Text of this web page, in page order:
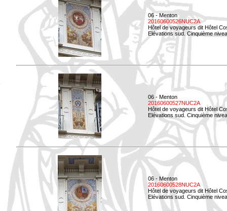
06 - Menton
20160600526NUC2A
Hôtel de voyageurs dit Hôtel
Elévations sud. Cinquième
06 - Menton
20160600527NUC2A
Hôtel de voyageurs dit Hôtel
Elévations sud. Cinquième
06 - Menton
20160600528NUC2A
Hôtel de voyageurs dit Hôtel
Elévations sud. Cinquième